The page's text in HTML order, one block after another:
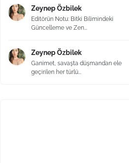
Zeynep Özbilek
Editörün Notu: Bitki Bilimindeki
Güncelleme ve Zen...
Zeynep Özbilek
Ganimet, savaşta düşmandan ele
geçirilen her türlü...